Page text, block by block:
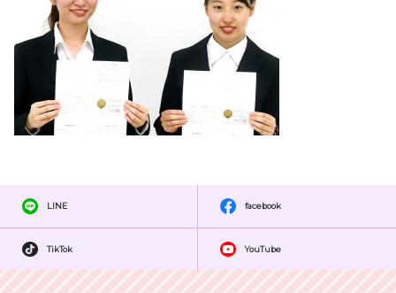
LINE facebook
TikTok YouTube